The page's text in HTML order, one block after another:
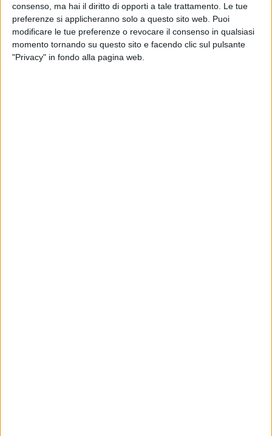
consenso, ma hai il diritto di opporti a tale trattamento. Le tue
preferenze si applicheranno solo a questo sito web. Puoi
modificare le tue preferenze o revocare il consenso in qualsiasi
momento tornando su questo sito e facendo clic sul pulsante
"Privacy" in fondo alla pagina web.
LA MIA TERRA: DIODATO LIVE AGLI
ARCIMBOLDI DI MILANO